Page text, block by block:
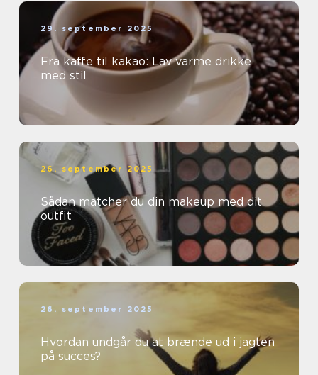
29. september 2025
Fra kaffe til kakao: Lav varme drikke
med stil
26. september 2025
Sådan matcher du din makeup med dit
outfit
26. september 2025
Hvordan undgår du at brænde ud i jagten
på succes?